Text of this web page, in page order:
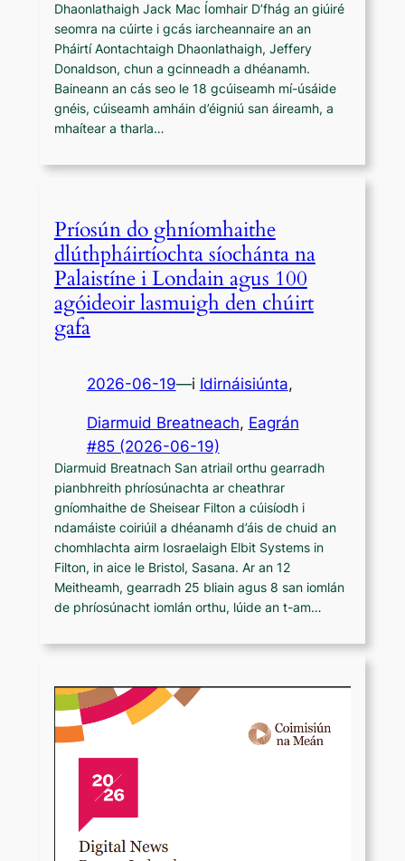
Dhaonlathaigh Jack Mac Íomhair D’fhág an giúiré
seomra na cúirte i gcás iarcheannaire an an
Pháirtí Aontachtaigh Dhaonlathaigh, Jeffery
Donaldson, chun a gcinneadh a dhéanamh.
Baineann an cás seo le 18 gcúiseamh mí-úsáide
gnéis, cúiseamh amháin d’éigniú san áireamh, a
mhaítear a tharla…
Príosún do ghníomhaithe
dlúthpháirtíochta síochánta na
Palaistíne i Londain agus 100
agóideoir lasmuigh den chúirt
gafa
2026-06-19—i Idirnáisiúnta,
Diarmuid Breatneach, Eagrán
#85 (2026-06-19)
Diarmuid Breatnach San atriail orthu gearradh
pianbhreith phríosúnachta ar cheathrar
gníomhaithe de Sheisear Filton a cúisíodh i
ndamáiste coiriúil a dhéanamh d’áis de chuid an
chomhlachta airm Iosraelaigh Elbit Systems in
Filton, in aice le Bristol, Sasana. Ar an 12
Meitheamh, gearradh 25 bliain agus 8 san iomlán
de phríosúnacht iomlán orthu, lúide an t-am…